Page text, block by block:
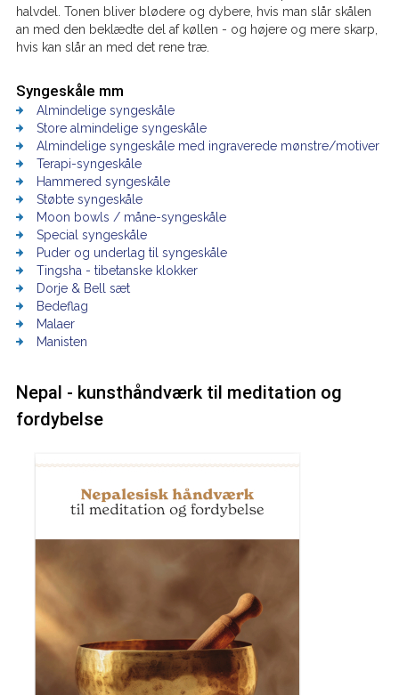
halvdel. Tonen bliver blødere og dybere, hvis man slår skålen
an med den beklædte del af køllen - og højere og mere skarp,
hvis kan slår an med det rene træ.
Syngeskåle mm
Almindelige syngeskåle
Store almindelige syngeskåle
Almindelige syngeskåle med ingraverede mønstre/motiver
Terapi-syngeskåle
Hammered syngeskåle
Støbte syngeskåle
Moon bowls / måne-syngeskåle
Special syngeskåle
Puder og underlag til syngeskåle
Tingsha - tibetanske klokker
Dorje & Bell sæt
Bedeflag
Malaer
Manisten
Nepal - kunsthåndværk til meditation og
fordybelse